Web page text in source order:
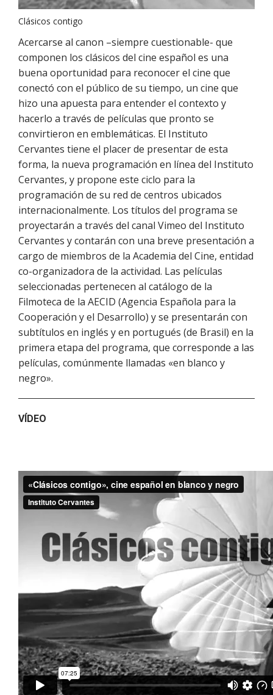
Clásicos contigo
Acercarse al canon –siempre cuestionable- que
componen los clásicos del cine español es una
buena oportunidad para reconocer el cine que
conectó con el público de su tiempo, un cine que
hizo una apuesta para entender el contexto y
hacerlo a través de películas que pronto se
convirtieron en emblemáticas. El Instituto
Cervantes tiene el placer de presentar de esta
forma, la nueva programación en línea del Instituto
Cervantes, y propone este ciclo para la
programación de su red de centros ubicados
internacionalmente. Los títulos del programa se
proyectarán a través del canal Vimeo del Instituto
Cervantes y contarán con una breve presentación a
cargo de miembros de la Academia del Cine, entidad
co-organizadora de la actividad. Las películas
seleccionadas pertenecen al catálogo de la
Filmoteca de la AECID (Agencia Española para la
Cooperación y el Desarrollo) y se presentarán con
subtítulos en inglés y en portugués (de Brasil) en la
primera etapa del programa, que corresponde a las
películas, comúnmente llamadas «en blanco y
negro».
VÍDEO